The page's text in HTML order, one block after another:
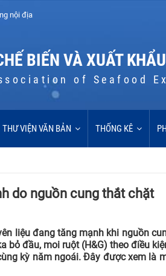
nội địa
BIẾN VÀ XUẤT
of Seafood
THƯ VIỆN VĂN BẢN THỐNG KÊ
do nguồn cung thắt chặt
liệu đang tăng mạnh khi nguồn
bỏ đầu, moi ruột (H&G) theo điều
kỳ năm ngoái. Đây được xem là